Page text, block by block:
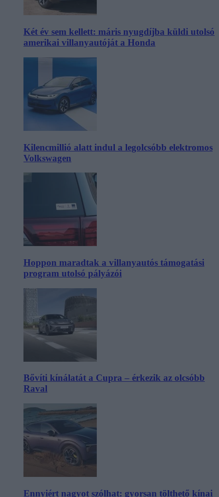
Két év sem kellett: máris nyugdíjba küldi utolsó
amerikai villanyautóját a Honda
Kilencmillió alatt indul a legolcsóbb elektromos
Volkswagen
Hoppon maradtak a villanyautós támogatási
program utolsó pályázói
Bővíti kínálatát a Cupra – érkezik az olcsóbb
Raval
Ennyiért nagyot szólhat: gyorsan tölthető kínai